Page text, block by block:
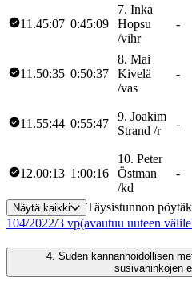
11.45:07 0:45:09
7. Inka
Hopsu
/vihr
-
11.50:35 0:50:37
8. Mai
Kivelä
/vas
-
11.55:44 0:55:47
9. Joakim
Strand /r
-
12.00:13 1:00:16
10. Peter
Östman
/kd
-
Näytä kaikki Täysistunnon
104/2022/3 vp(avautuu uuteen
4. Suden kannanhoidollisen
susivahinkojen